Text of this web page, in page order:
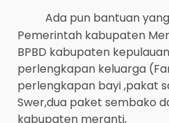
Ada pun bantuan
Pemerintah kabupaten
BPBD kabupaten
perlengkapan keluarga
perlengkapan bayi ,pakat
Swer,dua paket sembako
kabupaten meranti,